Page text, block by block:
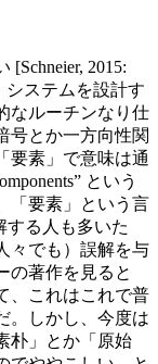
[Schneier, 2015:
システムを設計す
なルーチンなり仕
号とか一方向性関
要素」で意味は通
という
「要素」という言
する人も多いた
々でも）誤解を与
の著作を見ると
、これはこれで普
。しかし、今度は
朴」とか「原始